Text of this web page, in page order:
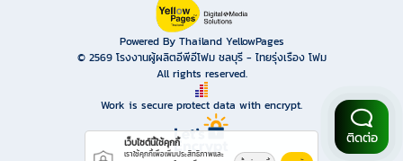
Powered By Thailand YellowPages
© 2569 โรงงานผู้ผลิตอีพีอีโฟม ชลบุรี - ไทยรุ่งเรือง โฟม
All rights reserved.
Work is secure protect data with encrypt.
ติดต่อ
เว็บไซต์นี้ใช้คุกกี้
เราใช้คุกกี้เพื่อเพิ่มประสิทธิภาพและ